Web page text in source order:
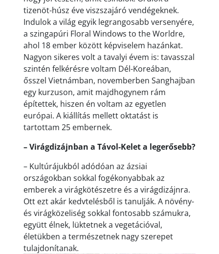
tizenöt-húsz éve viszszajáró vendégeknek.
Indulok a világ egyik legrangosabb versenyére,
a szingapúri Floral Windows to the Worldre,
ahol 18 ember között képviselem hazánkat.
Nagyon sikeres volt a tavalyi évem is: tavasszal
szintén felkérésre voltam Dél-Koreában,
ősszel Vietnámban, novemberben Sanghajban
egy kurzuson, amit majdhogynem rám
építettek, hiszen én voltam az egyetlen
európai. A kiállítás mellett oktatást is
tartottam 25 embernek.
– Virágdizájnban a Távol-Kelet a legerősebb?
– Kultúrájukból adódóan az ázsiai
országokban sokkal fogékonyabbak az
emberek a virágkötészetre és a virágdizájnra.
Ott ezt akár kedvtelésből is tanulják. A növény-
és virágközeliség sokkal fontosabb számukra,
együtt élnek, lüktetnek a vegetációval,
életükben a természetnek nagy szerepet
tulajdonítanak.